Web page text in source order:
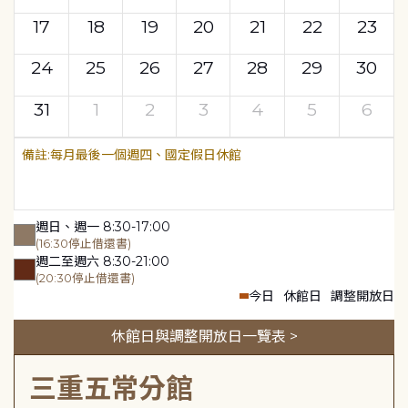
17 18 19 20 21 22
23
24
25 26 27 28 29
30
31
1 2 3 4 5 6
每月最後一個週四、國定假日休館
週日、週一 8:30-17:00
(16:30停止借還書)
週二至週六 8:30-21:00
(20:30停止借還書)
今日 休館日 調整開放日
休館日與調整開放日一覽表 >
三重五常分館